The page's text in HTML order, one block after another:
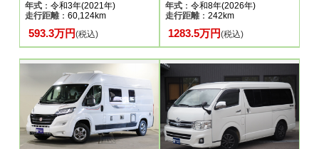
年式 ：令和3年(2021年)
走行距離：60,124km
593.3万円(税込)
年式：令和8年(2026年)
走行距離：242km
1283.5万円(税込)